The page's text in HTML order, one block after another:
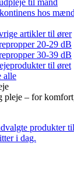
til mand
hos mænd
artikler til ører
20-29 dB
30-39 dB
til øret
alle
pleje – for
produkter
i dag.